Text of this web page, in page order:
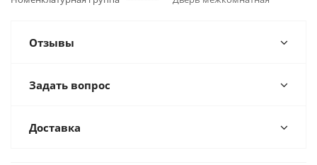
Отзывы
Задать вопрос
Доставка